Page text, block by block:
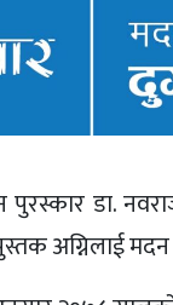
डा.
अग्निलाई मदन